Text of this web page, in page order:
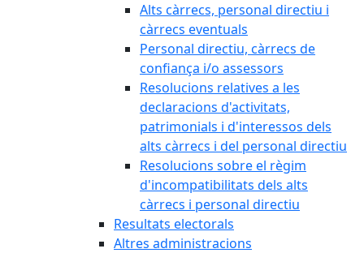
Alts càrrecs, personal directiu i
càrrecs eventuals
Personal directiu, càrrecs de
confiança i/o assessors
Resolucions relatives a les
declaracions d'activitats,
patrimonials i d'interessos dels
alts càrrecs i del personal directiu
Resolucions sobre el règim
d'incompatibilitats dels alts
càrrecs i personal directiu
Resultats electorals
Altres administracions